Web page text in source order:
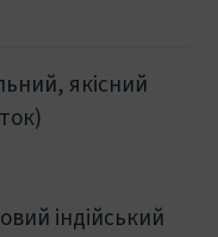
якісний
індійський